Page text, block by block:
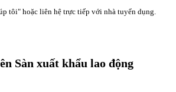
tôi" hoặc liên hệ trực tiếp với nhà tuyển dụng.
Sàn xuất khẩu lao động